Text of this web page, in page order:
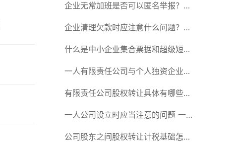
旅游业的发展现状和趋势
企业无常加班是否可以匿名举报？强
制加班公司没有加班费怎么办？
企业清理欠款时应注意什么问题？企
业短期借款需要注意哪些事项？
什么是中小企业集合票据和超级短期
融资券？一起来了解一下吧！
一人有限责任公司与个人独资企业的
区别 这些知识你都知道吗？
有限责任公司股权转让具体有哪些形
式？来了解下这五种形式
一人公司设立时应当注意的问题 一
人公司的特征
公司股东之间股权转让计税基础怎么